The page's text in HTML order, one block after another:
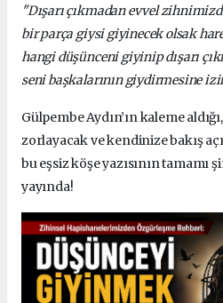
"Dışarı çıkmadan evvel
bir parça giysi giyinecek olsak
hangi düşünceni giyinip dışarı
seni başkalarının giydirmesine
Gülpembe Aydın’ın kaleme
zorlayacak ve kendinize bakış
bu eşsiz köşe yazısının tamamı
yayında!